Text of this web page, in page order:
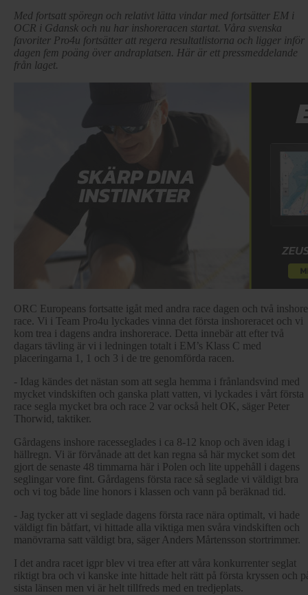
Med fortsatt spöregn och relativt lätta vindar med fortsätter EM i
OCR i Gdansk och nu har inshoreracen startat. Våra svenska
favoriter Pro4u fortsätter att regera resultatlistorna och ligger inför
dagen fem poäng över andraplatsen. Här är ett pressmeddelande
från laget.
ORC Europeans fortsatte igåt med andra race dagen och två inshore
race. Vi i Team Pro4u lyckades vinna det första inshoreracet och vi
kom trea i dagens andra inshorerace. Detta innebär att efter två
dagars tävling är vi i ledningen totalt i EM’s Klass C med
placeringarna 1, 1 och 3 i de tre genomförda racen.
- Idag kändes det nästan som att segla hemma i frånlandsvind med
mycket vindskiften och ganska platt vatten, vi lyckades i vårt första
race segla mycket bra och race 2 var också helt OK, säger Peter
Thorwid, taktiker.
Gårdagens inshore racesseglades i ca 8-12 knop och även idag i
hällregn. Vi är förvånade att det kan regna så här mycket som det
gjort de senaste 48 timmarna här i Polen och lite uppehåll i dagens
seglingar vore fint. Gårdagens första race så seglade vi väldigt bra
och vi tog både line honors i klassen och vann på beräknad tid.
- Jag tycker att vi seglade dagens första race nära optimalt, vi hade
väldigt fin båtfart, vi hittade alla viktiga men svåra vindskiften och
manövrarna satt väldigt bra, säger Anders Mårtensson stortrimmer.
I det andra racet igpr blev vi trea efter att våra konkurrenter seglat
riktigt bra och vi kanske inte hittade helt rätt på första kryssen och
sista länsen men vi är helt tillfreds med en tredjeplats.